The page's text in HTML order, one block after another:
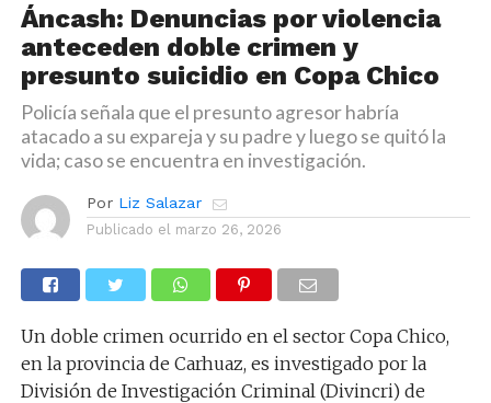
Áncash: Denuncias por violencia
anteceden doble crimen y
presunto suicidio en Copa Chico
Policía señala que el presunto agresor habría
atacado a su expareja y su padre y luego se quitó la
vida; caso se encuentra en investigación.
Por Liz Salazar
Publicado el marzo 26, 2026
Un doble crimen ocurrido en el sector Copa Chico,
en la provincia de Carhuaz, es investigado por la
División de Investigación Criminal (Divincri) de